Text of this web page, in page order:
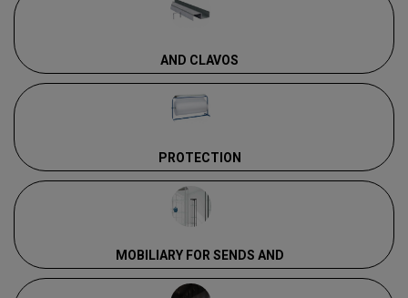
AND CLAVOS
PROTECTION
MOBILIARY FOR SENDS AND